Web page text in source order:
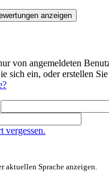
anzeigen
von angemeldeten
sich ein, oder erstellen
vergessen.
aktuellen Sprache anzeigen.